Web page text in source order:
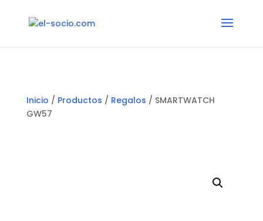
Inicio / Productos / Regalos / SMARTWATCH
GW57